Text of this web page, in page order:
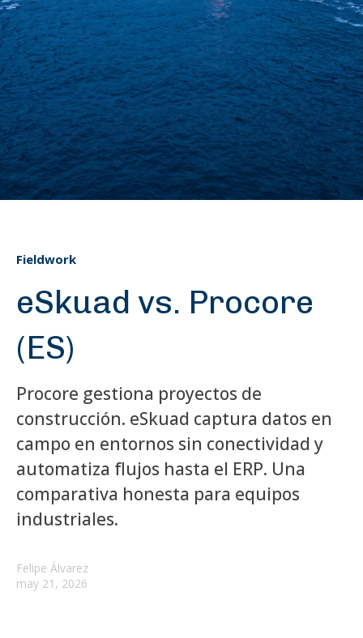
Fieldwork
eSkuad vs. Procore
(ES)
Procore gestiona proyectos de
construcción. eSkuad captura datos en
campo en entornos sin conectividad y
automatiza flujos hasta el ERP. Una
comparativa honesta para equipos
industriales.
Felipe Álvarez
may 21, 2026